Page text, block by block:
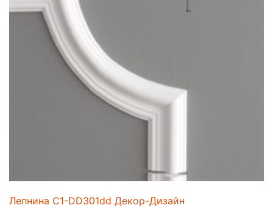
Лепнина C1-DD301dd Декор-Дизайн